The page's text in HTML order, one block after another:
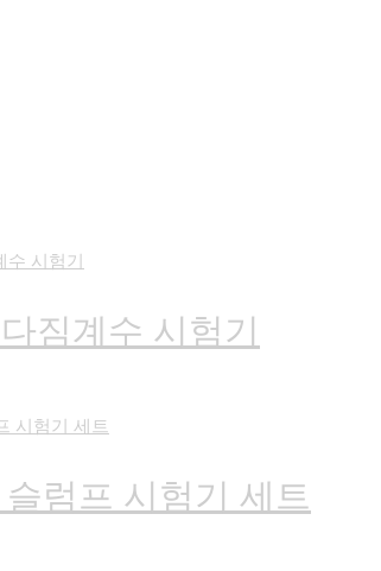
짐계수 시험기
럼프 시험기 세트